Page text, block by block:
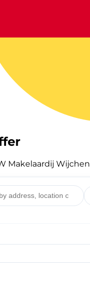
Makelaardij Wijchen